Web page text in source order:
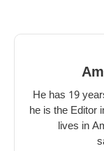
He has 19
he is the Editor
lives in